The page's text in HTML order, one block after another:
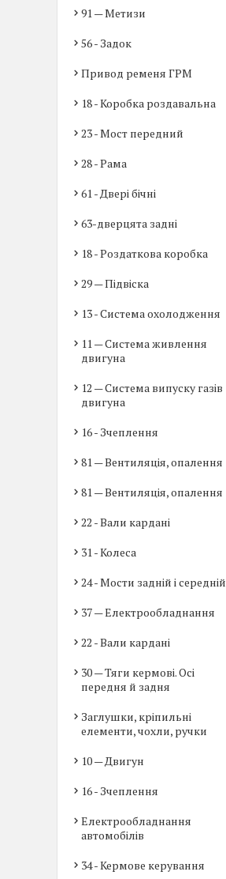
91 — Метизи
56 - Задок
Привод ременя ГРМ
18 - Коробка роздавальна
23 - Мост передний
28 - Рама
61 - Двері бічні
63-дверцята задні
18 - Роздаткова коробка
29 — Підвіска
13 - Система охолодження
11 — Система живлення
двигуна
12 — Система випуску газів
двигуна
16 - Зчеплення
81 — Вентиляція, опалення
81 — Вентиляція, опалення
22 - Вали кардані
31 - Колеса
24 - Мости задній і середній
37 — Електрообладнання
22 - Вали кардані
30 — Тяги кермові. Осі
передня й задня
Заглушки, кріпильні
елементи, чохли, ручки
10 — Двигун
16 - Зчеплення
Електрообладнання
автомобілів
34 - Кермове керування